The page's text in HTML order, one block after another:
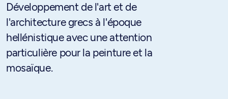
Développement de l'art et de
l'architecture grecs à l'époque
hellénistique avec une attention
particulière pour la peinture et la
mosaïque.